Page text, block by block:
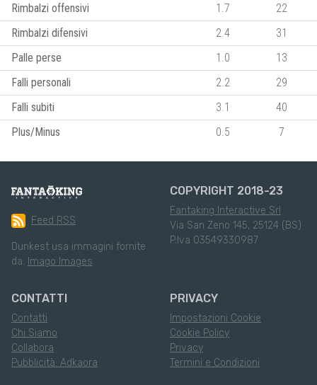
Rimbalzi offensivi
1.7
22
Rimbalzi difensivi
2.4
31
Palle perse
1.0
13
Falli personali
2.2
29
Falli subiti
3.1
40
Plus/Minus
0.5 7
Feed RSS
Dunkest usa immagini fornite
da: Imago Images
COPYRIGHT 2018-23
Fantaking Interactive Srl
Via San Zeno 145, 25124 (BS)
P.Iva 03549330987
CONTATTI
Contatti
Chi Siamo
Collabora
Pubblicità: Adkaora
PRIVACY
Impostazioni Cookie
Cookie Policy
Privacy
Termini e Condizioni